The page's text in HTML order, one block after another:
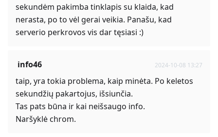
sekundėm pakimba tinklapis su klaida, kad
nerasta, po to vėl gerai veikia. Panašu, kad
serverio perkrovos vis dar tęsiasi :)
info46 2024-10-08 13:27
taip, yra tokia problema, kaip minėta. Po keletos
sekundžių pakartojus, išsiunčia.
Tas pats būna ir kai neišsaugo info.
Naršyklė chrom.